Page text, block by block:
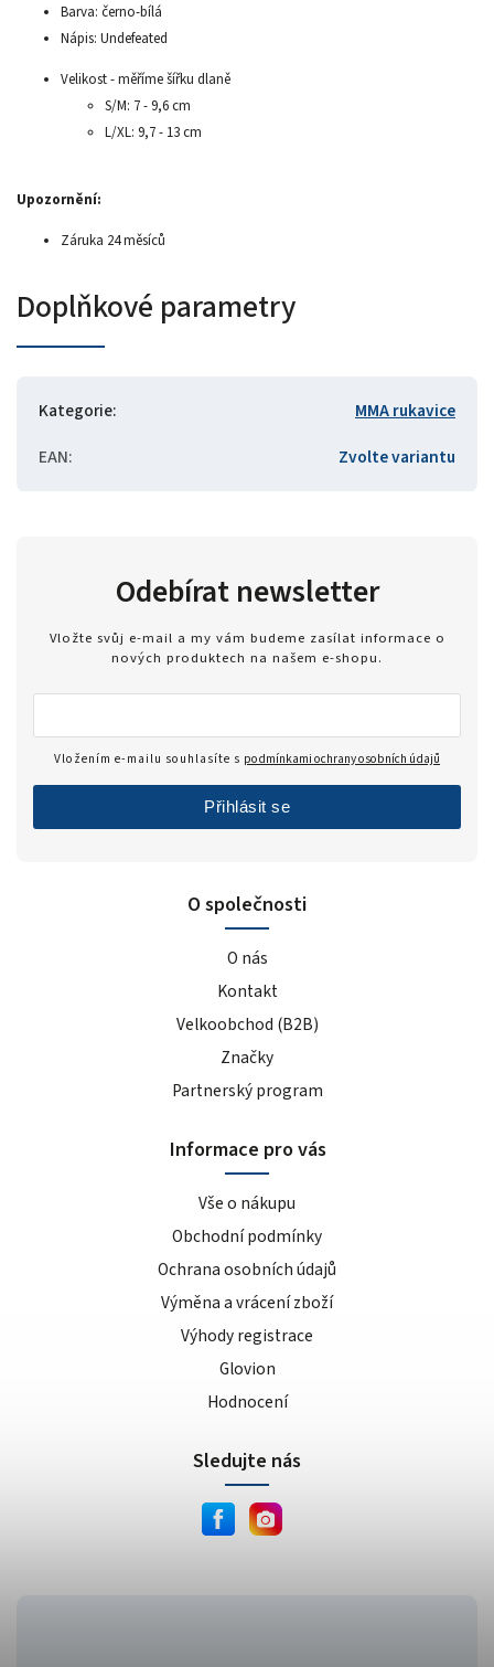
Barva: černo-bílá
Nápis: Undefeated
Velikost - měříme šířku dlaně
S/M: 7 - 9,6 cm
L/XL: 9,7 - 13 cm
Upozornění:
Záruka 24 měsíců
Doplňkové parametry
Kategorie:
MMA rukavice
EAN: Zvolte variantu
O společnosti
O nás
Kontakt
Velkoobchod (B2B)
Značky
Partnerský program
Informace pro vás
Vše o nákupu
Obchodní podmínky
Ochrana osobních údajů
Výměna a vrácení zboží
Výhody registrace
Glovion
Hodnocení
Odebírat newsletter
Vložte svůj e-mail a my vám budeme zasílat informace o
nových produktech na našem e-shopu.
Vložením e-mailu souhlasíte s podmínkami ochrany osobních údajů
Přihlásit se
Sledujte nás